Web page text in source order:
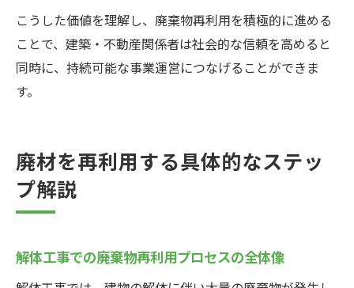
こうした価値を理解し、廃棄物再利用を積極的に進める
ことで、建築・不動産関係者は社会的な信頼を高めると
同時に、持続可能な事業運営につなげることができま
す。
廃材を再利用する具体的なステッ
プ解説
解体工事での廃棄物再利用プロセスの全体像